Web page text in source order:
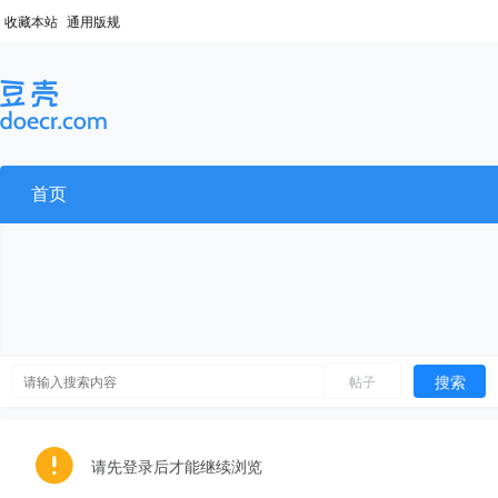
收藏本站 通用版规
首页
帖子 搜索
请先登录后才能继续浏览